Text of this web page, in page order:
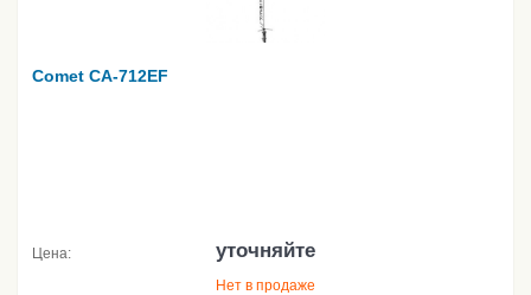
Comet CA-712EF
Цена: уточняйте
Нет в продаже